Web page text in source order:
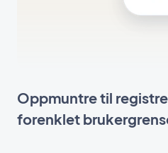
Oppmuntre til
forenklet